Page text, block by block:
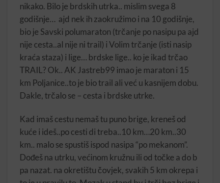
nikako. Bilo je brdskih utrka.. mislim svega 8
godišnje… ajd nek ih zaokružimo i na 10 godišnje,
bio je Savski polumaraton (trčanje po nasipu pa ajd
nije cesta..al nije ni trail) i Volim trčanje (isti nasip
kraća staza) i lige… brdske lige.. ko je ikad trčao
TRAIL? Ok.. AK Jastreb99 imao je maraton i 15
km Poljanice..to je bio trail ali već u kasnijem dobu.
Dakle, trčalo se – cesta i brdske utrke.
Kad imaš cestu nemaš tu puno brige, kreneš od
kuće i ideš..po cesti di treba..10 km…20 km..30
km.. malo se spustiš ispod nasipa “po mekanom”.
Dođeš na utrku, većinom kružnu ili od točke a do b
pa nazat. na okretištu čovjek, svakih 5 km okrepa i